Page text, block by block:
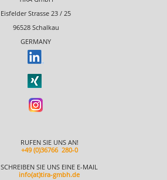
Eisfelder Strasse 23 / 25
96528 Schalkau
GERMANY
RUFEN SIE UNS AN!
+49 (0)36766 280-0
SCHREIBEN SIE UNS EINE E-MAIL
info(at)tira-gmbh.de